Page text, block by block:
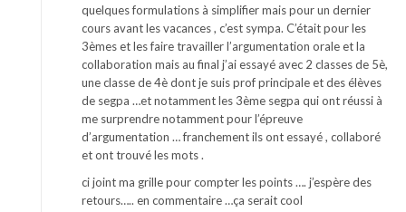
quelques formulations à simplifier mais pour un dernier
cours avant les vacances , c’est sympa. C’était pour les
3èmes et les faire travailler l’argumentation orale et la
collaboration mais au final j’ai essayé avec 2 classes de 5è,
une classe de 4è dont je suis prof principale et des élèves
de segpa …et notamment les 3ème segpa qui ont réussi à
me surprendre notamment pour l’épreuve
d’argumentation … franchement ils ont essayé , collaboré
et ont trouvé les mots .
ci joint ma grille pour compter les points …. j’espère des
retours….. en commentaire …ça serait cool